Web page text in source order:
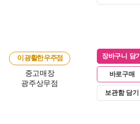
이 광활한 우주점
중고매장
광주상무점
장바구니 담기
바로구매
보관함 담기